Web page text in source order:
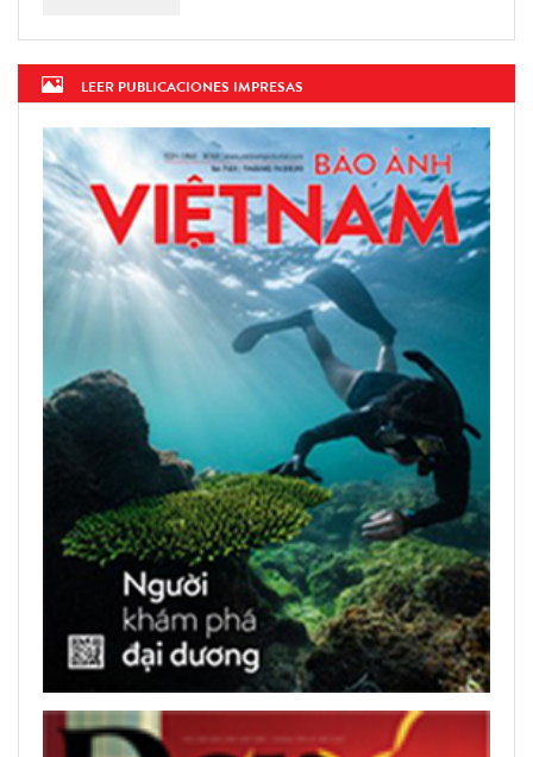
LEER PUBLICACIONES IMPRESAS